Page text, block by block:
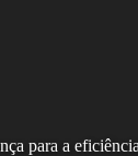
para a